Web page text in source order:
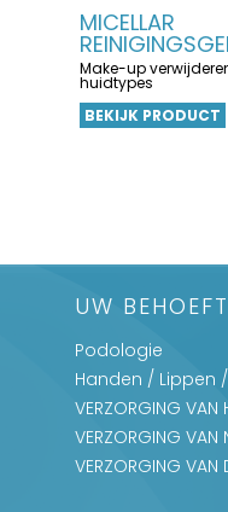
MICELLAR
Make-up
huidtypes
BEKIJK PRODUCT
UW
Podologie
Handen / Lippen
VERZORGING VAN
VERZORGING VAN
VERZORGING VAN